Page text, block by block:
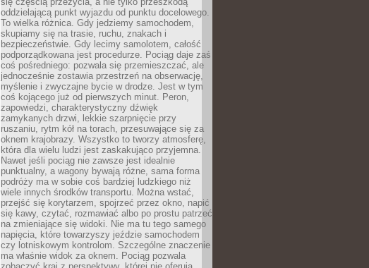
oddzielającą punkt wyjazdu od punktu docelowego.
To wielka różnica. Gdy jedziemy samochodem,
skupiamy się na trasie, ruchu, znakach i
bezpieczeństwie. Gdy lecimy samolotem, całość
podporządkowana jest procedurze. Pociąg daje zaś
coś pośredniego: pozwala się przemieszczać, ale
jednocześnie zostawia przestrzeń na obserwację,
myślenie i zwyczajne bycie w drodze. Jest w tym
coś kojącego już od pierwszych minut. Peron,
zapowiedzi, charakterystyczny dźwięk
zamykanych drzwi, lekkie szarpnięcie przy
ruszaniu, rytm kół na torach, przesuwające się za
oknem krajobrazy. Wszystko to tworzy atmosferę,
która dla wielu ludzi jest zaskakująco przyjemna.
Nawet jeśli pociąg nie zawsze jest idealnie
punktualny, a wagony bywają różne, sama forma
podróży ma w sobie coś bardziej ludzkiego niż
wiele innych środków transportu. Można wstać,
przejść się korytarzem, spojrzeć przez okno, napić
się kawy, czytać, rozmawiać albo po prostu patrzeć
na zmieniające się widoki. Nie ma tu tego samego
napięcia, które towarzyszy jeździe samochodem
czy lotniskowym kontrolom. Szczególne znaczenie
ma właśnie widok za oknem. Pociąg pozwala